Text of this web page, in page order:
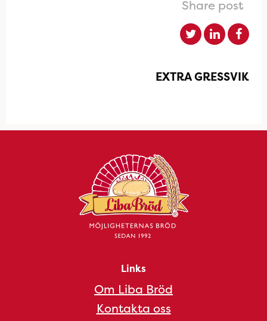
Share post
EXTRA GRESSVIK
Links
Om Liba Bröd
Kontakta oss